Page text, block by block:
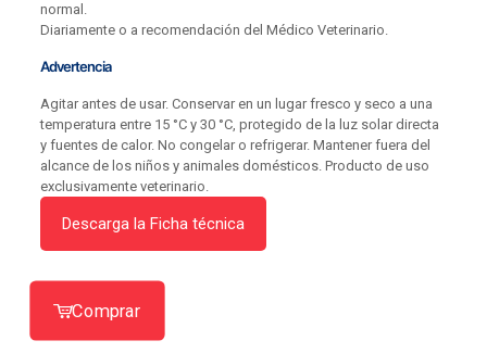
normal.
Diariamente o a recomendación del Médico Veterinario.
Advertencia
Agitar antes de usar. Conservar en un lugar fresco y seco a una
temperatura entre 15 °C y 30 °C, protegido de la luz solar directa
y fuentes de calor. No congelar o refrigerar. Mantener fuera del
alcance de los niños y animales domésticos. Producto de uso
exclusivamente veterinario.
Descarga la Ficha técnica
Comprar